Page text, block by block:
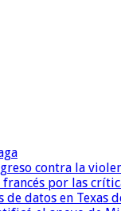
contra la
por las
datos en Texas